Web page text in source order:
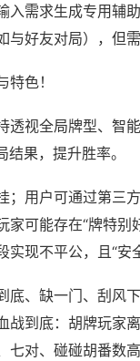
入需求生成专用辅
与好友对局），但
色！
透视全局牌型、智
果，提升胜率。
用户可通过第三
家可能存在“牌特别
现不平公，且“安
底、缺一门、刮风
战到底：胡牌玩家
七对、碰碰胡番数